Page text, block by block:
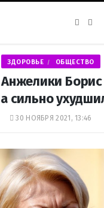
e
b
o
o
k
t
a
g
r
a
m
ЗДОРОВЬЕ ОБЩЕСТВО
сильно
30 НОЯБРЯ 2021, 13:46